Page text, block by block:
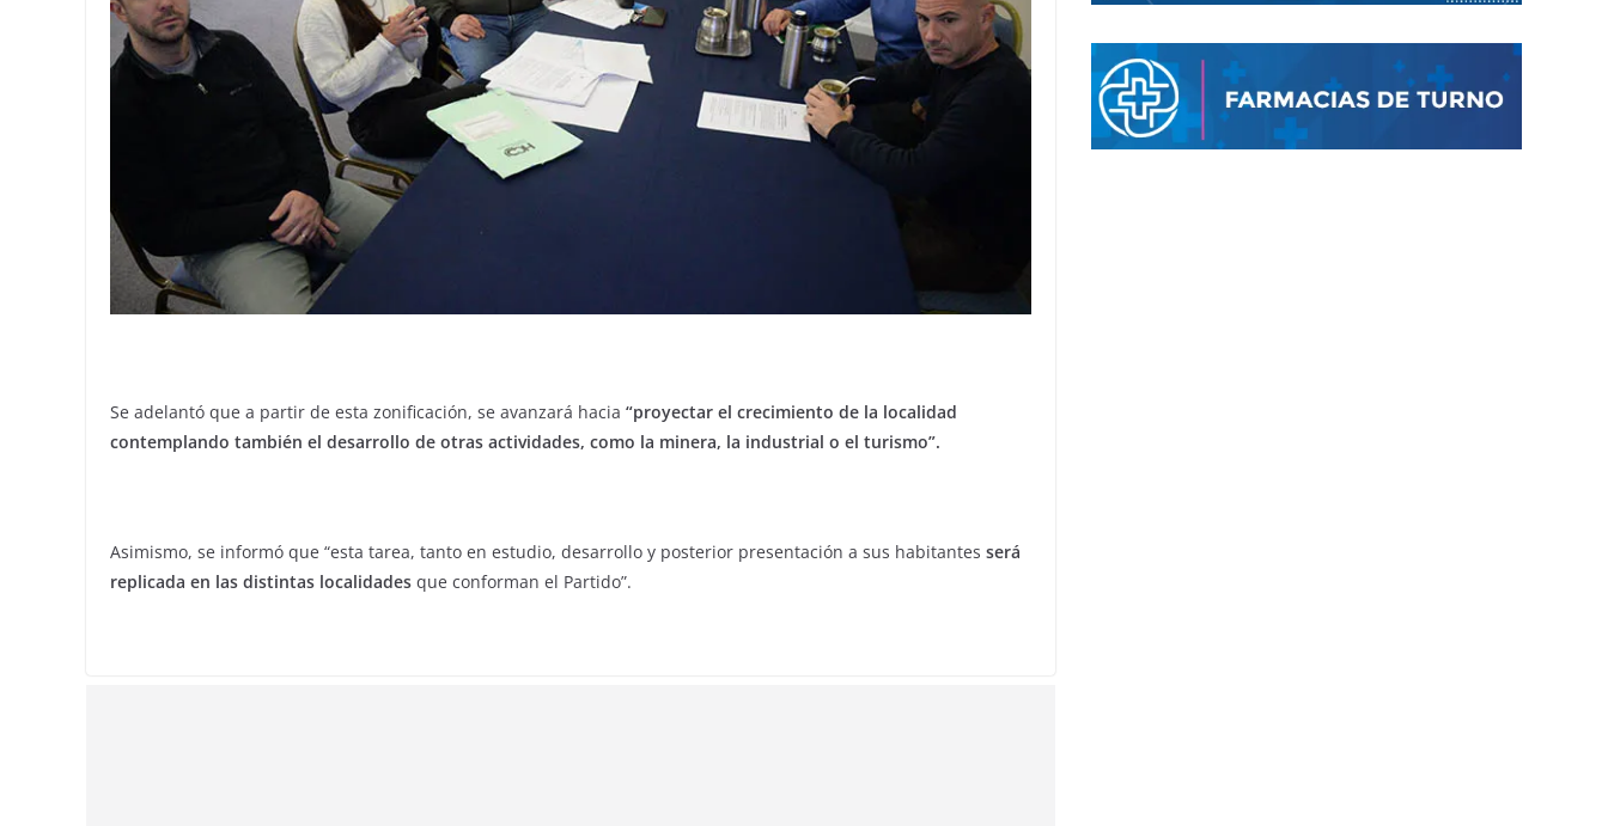
Se adelantó que a partir de esta zonificación, se avanzará hacia “proyectar el crecimiento de la localidad
contemplando también el desarrollo de otras actividades, como la minera, la industrial o el turismo”.
Asimismo, se informó que “esta tarea, tanto en estudio, desarrollo y posterior presentación a sus habitantes será
replicada en las distintas localidades que conforman el Partido”.